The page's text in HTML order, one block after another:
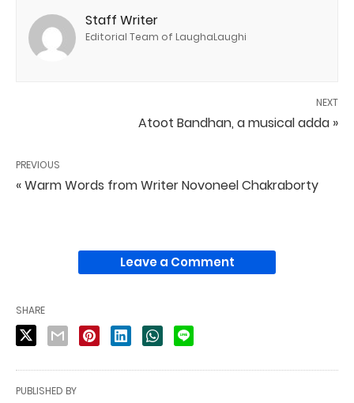
Staff Writer
Editorial Team of LaughaLaughi
NEXT
Atoot Bandhan, a musical adda »
PREVIOUS
« Warm Words from Writer Novoneel Chakraborty
Leave a Comment
SHARE
PUBLISHED BY